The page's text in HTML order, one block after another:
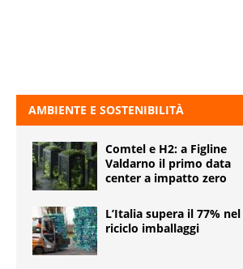
AMBIENTE E SOSTENIBILITÀ
Comtel e H2: a Figline
Valdarno il primo data
center a impatto zero
L’Italia supera il 77% nel
riciclo imballaggi